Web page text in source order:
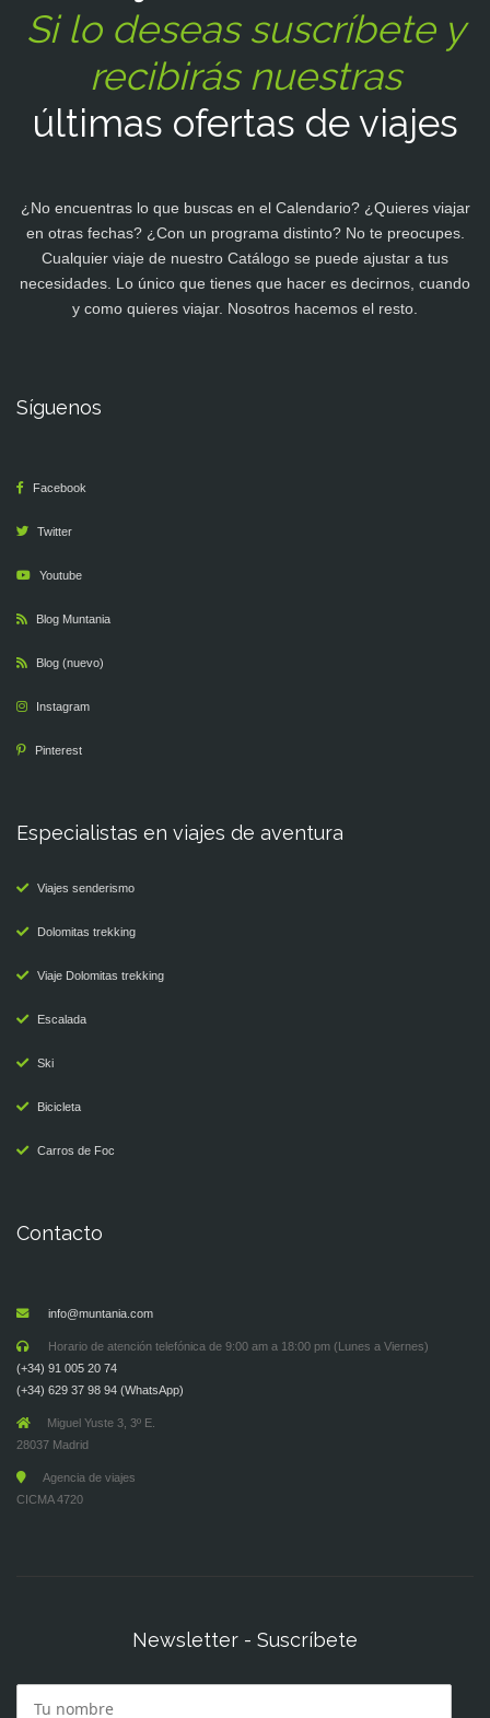
Si lo deseas suscríbete y
recibirás nuestras
últimas ofertas de viajes
¿No encuentras lo que buscas en el Calendario? ¿Quieres viajar
en otras fechas? ¿Con un programa distinto? No te preocupes.
Cualquier viaje de nuestro Catálogo se puede ajustar a tus
necesidades. Lo único que tienes que hacer es decirnos, cuando
y como quieres viajar. Nosotros hacemos el resto.
Síguenos
Facebook
Twitter
Youtube
Blog Muntania
Blog (nuevo)
Instagram
Pinterest
Especialistas en viajes de aventura
Viajes senderismo
Dolomitas trekking
Viaje Dolomitas trekking
Escalada
Ski
Bicicleta
Carros de Foc
Contacto
info@muntania.com
Horario de atención telefónica de 9:00 am a 18:00 pm (Lunes a Viernes)
(+34) 91 005 20 74
(+34) 629 37 98 94 (WhatsApp)
Miguel Yuste 3, 3º E.
28037 Madrid
Agencia de viajes
CICMA 4720
Newsletter - Suscríbete